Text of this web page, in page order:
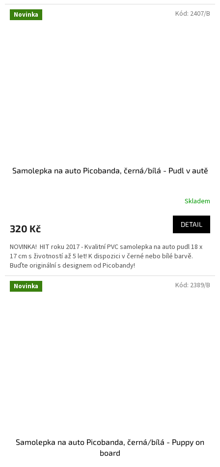
Novinka
Samolepka na auto Picobanda, černá/bílá - Pudl v autě
je
z
5
hvězdiček.
Skladem
320 Kč DETAIL
NOVINKA! HIT roku 2017 - Kvalitní PVC samolepka na auto pudl 18 x
17 cm s životností až 5 let! K dispozici v černé nebo bílé barvě.
Buďte originální s designem od Picobandy!
Kód: 2407/B
Novinka
Samolepka na auto Picobanda, černá/bílá - Puppy on
board
Kód: 2389/B